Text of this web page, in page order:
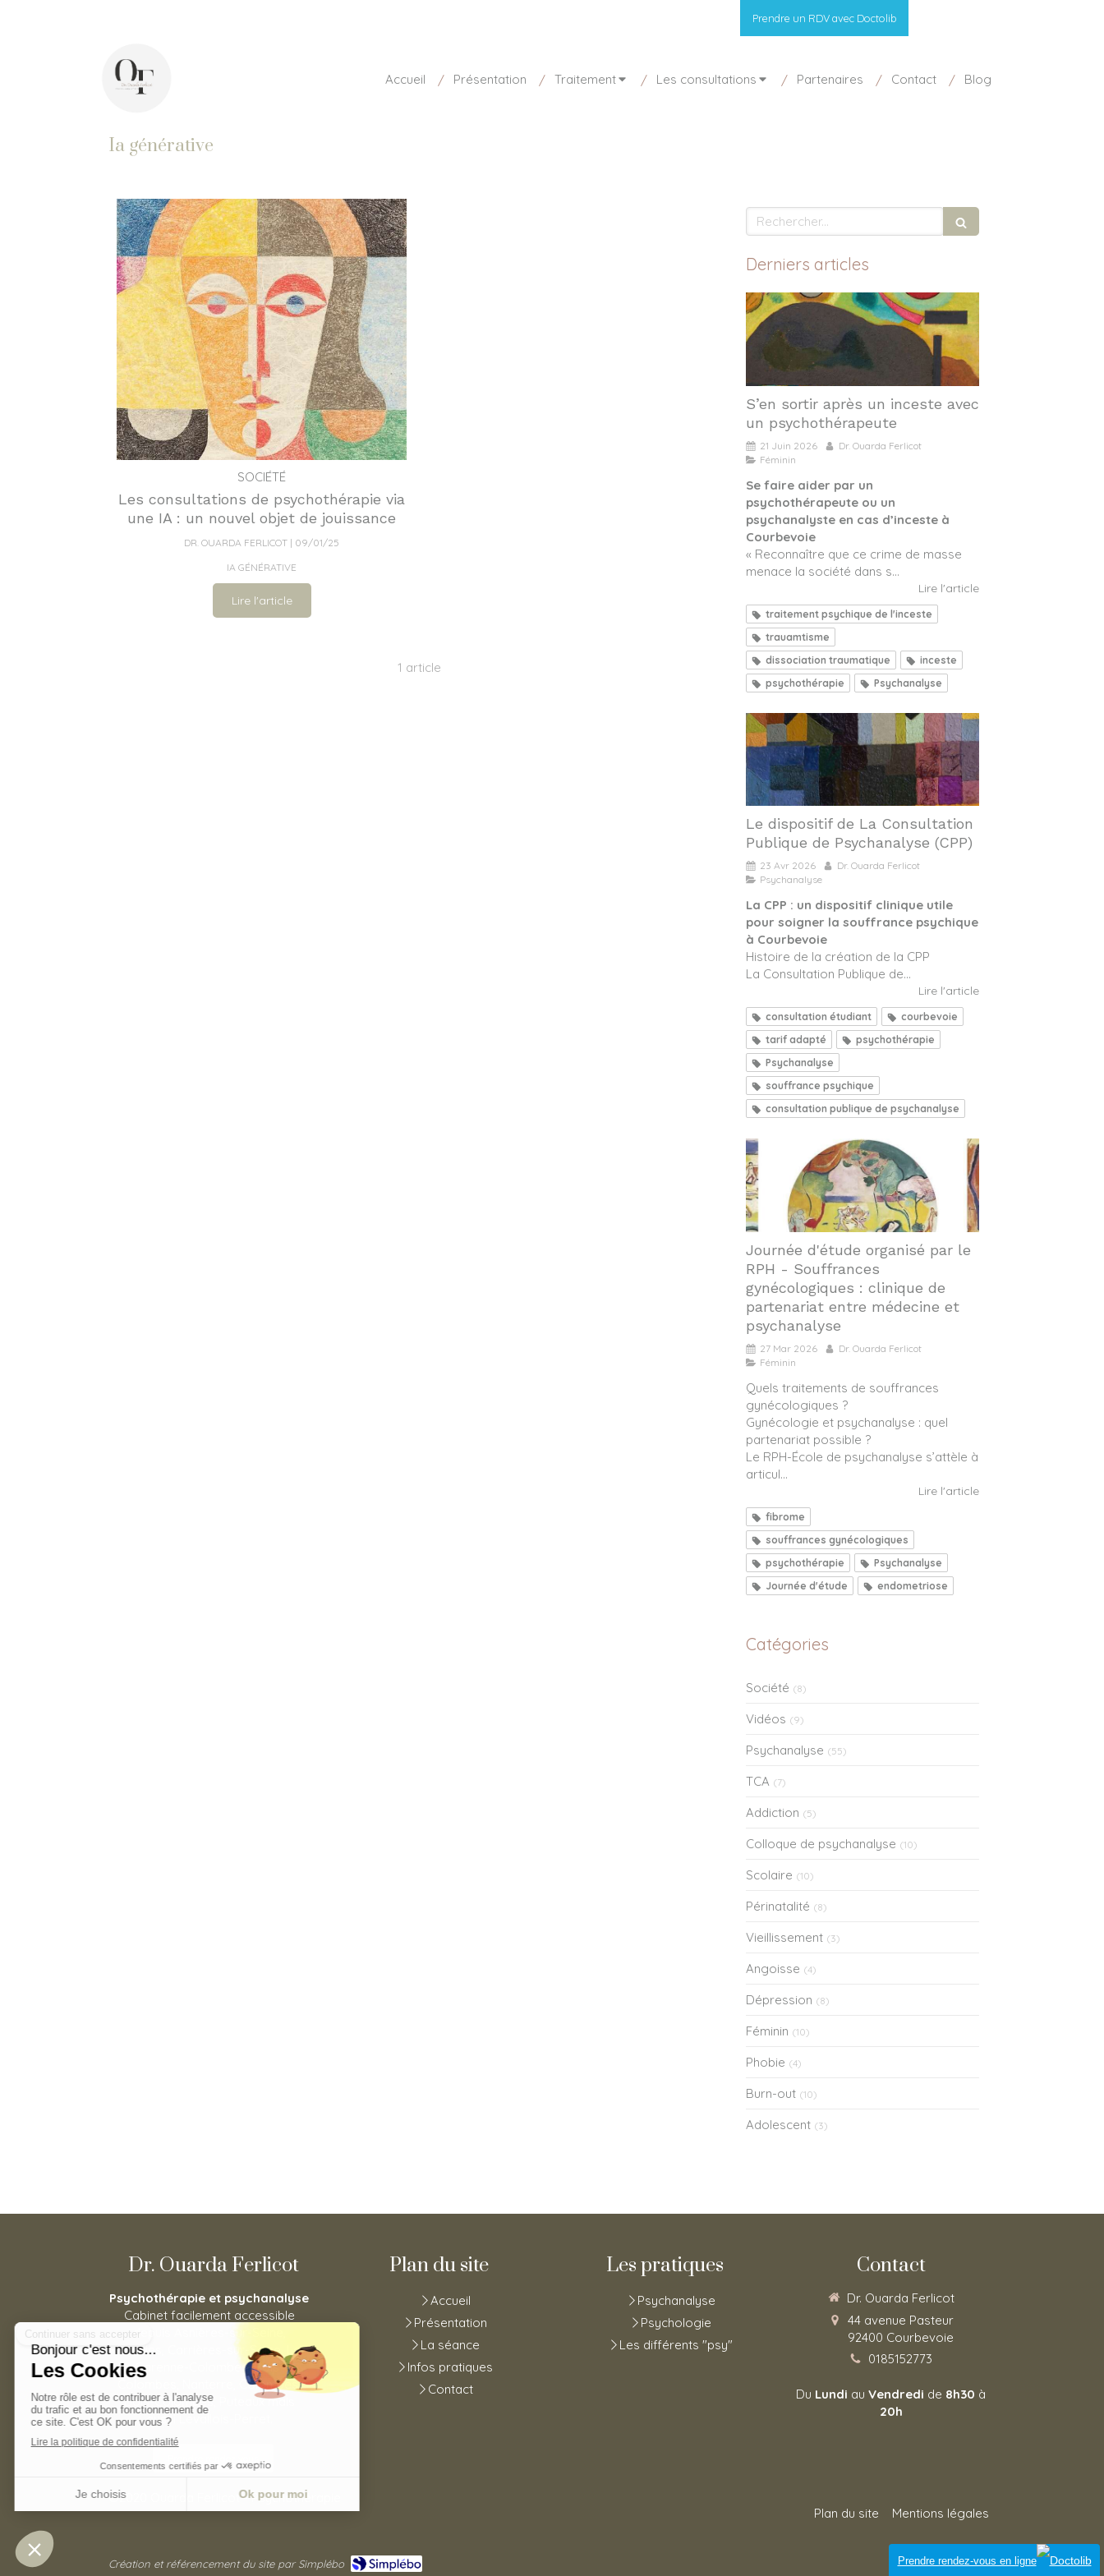
Prendre un RDV avec Doctolib
Accueil Présentation Traitement Les consultations Partenaires Contact Blog
Ia générative
SOCIÉTÉ
Les consultations de psychothérapie via
une IA : un nouvel objet de jouissance
DR. OUARDA FERLICOT
09/01/25
IA GÉNÉRATIVE
Lire l'article
1 article
Rechercher
Derniers articles
S’en sortir après un inceste avec
un psychothérapeute
21 Juin 2026
Dr. Ouarda Ferlicot
Féminin
Se faire aider par un
psychothérapeute ou un
psychanalyste en cas d’inceste à
Courbevoie
« Reconnaître que ce crime de masse
menace la société dans s...
Lire l'article
traitement psychique de l'inceste
trauamtisme
dissociation traumatique
inceste
psychothérapie
Psychanalyse
Le dispositif de La Consultation
Publique de Psychanalyse (CPP)
23 Avr 2026
Dr. Ouarda Ferlicot
Psychanalyse
La CPP : un dispositif clinique utile
pour soigner la souffrance psychique
à Courbevoie
Histoire de la création de la CPP
La Consultation Publique de...
Lire l'article
consultation étudiant
courbevoie
tarif adapté
psychothérapie
Psychanalyse
souffrance psychique
consultation publique de psychanalyse
Journée d'étude organisé par le
RPH - Souffrances
gynécologiques : clinique de
partenariat entre médecine et
psychanalyse
27 Mar 2026
Dr. Ouarda Ferlicot
Féminin
Quels traitements de souffrances
gynécologiques ?
Gynécologie et psychanalyse : quel
partenariat possible ?
Le RPH-École de psychanalyse s’attèle à
articul...
Lire l'article
fibrome
souffrances gynécologiques
psychothérapie
Psychanalyse
Journée d'étude
endometriose
Catégories
Société (8)
Vidéos (9)
Psychanalyse (55)
TCA (7)
Addiction (5)
Colloque de psychanalyse (10)
Scolaire (10)
Périnatalité (8)
Vieillissement (3)
Angoisse (4)
Dépression (8)
Féminin (10)
Phobie (4)
Burn-out (10)
Adolescent (3)
Dr. Ouarda Ferlicot
Psychothérapie et psychanalyse
Cabinet facilement accessible
depuis Asnières-sur-Seine,
Houilles, Carrières-sur-Seine, La
Garenne-Colombes, Bois-
Colombes, Nanterre, Colombes,
Bois-Colombes, Puteaux mais
aussi Levallois-Perret.
Plan du site
Accueil
Présentation
La séance
Infos pratiques
Contact
Les pratiques
Psychanalyse
Psychologie
Les différents "psy"
Contact
Dr. Ouarda Ferlicot
44 avenue Pasteur
92400 Courbevoie
0185152773
Du Lundi au Vendredi de 8h30 à
20h
©2020 Ouarda Ferlicot - Psychothérapie
Plan du site
Mentions légales
Création et référencement du site par Simplébo Connexion
Prendre rendez-vous en ligne